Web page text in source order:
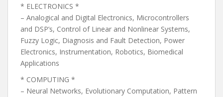
* ELECTRONICS *
– Analogical and Digital Electronics, Microcontrollers
and DSP’s, Control of Linear and Nonlinear Systems,
Fuzzy Logic, Diagnosis and Fault Detection, Power
Electronics, Instrumentation, Robotics, Biomedical
Applications
* COMPUTING *
– Neural Networks, Evolutionary Computation, Pattern